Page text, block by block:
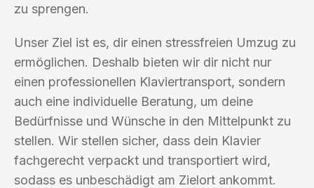
zu sprengen.
Unser Ziel ist es, dir einen stressfreien Umzug zu
ermöglichen. Deshalb bieten wir dir nicht nur
einen professionellen Klaviertransport, sondern
auch eine individuelle Beratung, um deine
Bedürfnisse und Wünsche in den Mittelpunkt zu
stellen. Wir stellen sicher, dass dein Klavier
fachgerecht verpackt und transportiert wird,
sodass es unbeschädigt am Zielort ankommt.